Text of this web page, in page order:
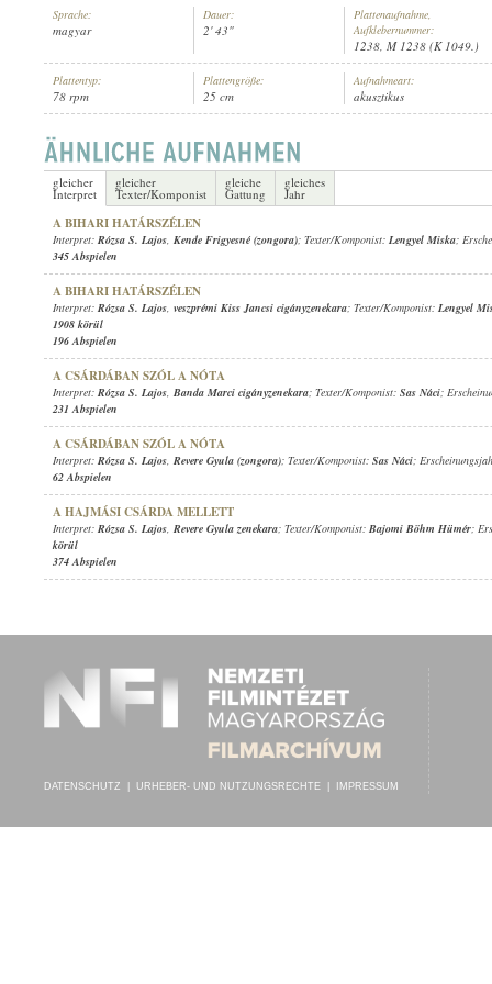
Sprache:
magyar
Dauer:
2' 43"
Plattenaufnahme,
Aufklebernummer:
1238, M 1238 (K 1049.)
Plattentyp:
78 rpm
Plattengröße:
25 cm
Aufnahmeart:
akusztikus
gleicher
Interpret
gleicher
Texter/Komponist
gleiche
Gattung
gleiches
Jahr
A BIHARI HATÁRSZÉLEN
Interpret: Rózsa S. Lajos, Kende Frigyesné (zongora); Texter/Komponist: Lengyel Miska;
345 Abspielen
A BIHARI HATÁRSZÉLEN
Interpret: Rózsa S. Lajos, veszprémi Kiss Jancsi cigányzenekara; Texter/Komponist: Lengyel
1908 körül
196 Abspielen
A CSÁRDÁBAN SZÓL A NÓTA
Interpret: Rózsa S. Lajos, Banda Marci cigányzenekara; Texter/Komponist: Sas Náci;
231 Abspielen
A CSÁRDÁBAN SZÓL A NÓTA
Interpret: Rózsa S. Lajos, Revere Gyula (zongora); Texter/Komponist: Sas Náci;
62 Abspielen
A HAJMÁSI CSÁRDA MELLETT
Interpret: Rózsa S. Lajos, Revere Gyula zenekara; Texter/Komponist: Bajomi Böhm Hümér;
körül
374 Abspielen
DATENSCHUTZ URHEBER- UND NUTZUNGSRECHTE IMPRESSUM